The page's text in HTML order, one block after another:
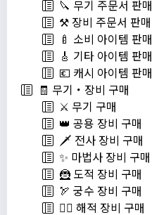
🔪 무기 주문서 판매
⚒️ 장비 주문서 판매
🍼 소비 아이템 판매
🎸 기타 아이템 판매
💶 캐시 아이템 판매
🧾 무기・장비 구매
⚔️ 무기 구매
👑 공용 장비 구매
🗡️ 전사 장비 구매
✨ 마법사 장비 구매
🦹 도적 장비 구매
🏹 궁수 장비 구매
🏴‍☠️ 해적 장비 구매